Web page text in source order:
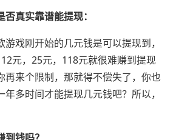
真实靠谱能提现：
戏刚开始的几元钱是可以提现到，
元，25元，118元就很难赚到提现
再来个限制，那就得不偿失了，你也
多时间才能提现几元钱吧？所以，